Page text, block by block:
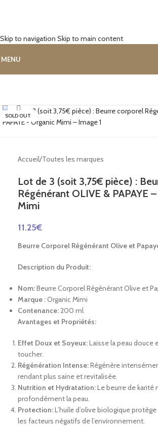
Skip to navigation Skip to main content
MENU
SOLD OUT
Cliquez pour agrandir
Accueil/Toutes les marques
Lot de 3 (soit 3,75€ pièce) :
Régénérant OLIVE & PAPAYE
Mimi
11.25€
Beurre Corporel Régénérant Olive et
Description du Produit:
Nom:Beurre Corporel Régénérant Olive et
Marque :Organic Mimi
Contenance:200 ml
Avantages et Propriétés:
Effet Doux et Soyeux:Laisse la peau douce
toucher.
Régénération Intense:Régénère
rendant plus saine et revitalisée.
Nutrition et Hydratation:Le beurre de karité
profondément la peau.
Protection:L’huile d’olive biologique
les facteurs négatifs de l’environnement.